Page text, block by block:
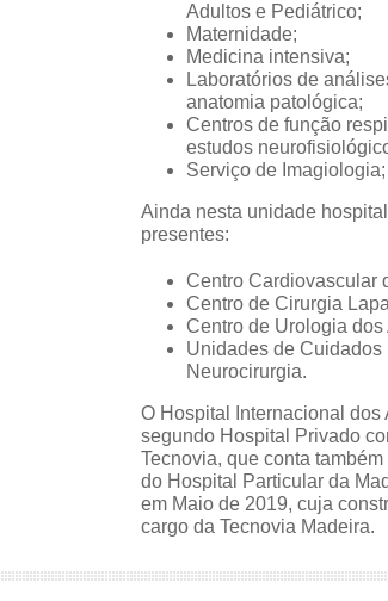
Adultos e Pediátrico;
Maternidade;
Medicina intensiva;
Laboratórios de
anatomia patológica;
Centros de função
estudos
Serviço de Imagiologia;
Ainda nesta unidade
presentes:
Centro Cardiovascular
Centro de Cirurgia
Centro de Urologia dos
Unidades de Cuidados
Neurocirurgia.
O Hospital Internacional dos
segundo Hospital Privado
Tecnovia, que conta
do Hospital Particular da
em Maio de 2019, cuja
cargo da Tecnovia Madeira.